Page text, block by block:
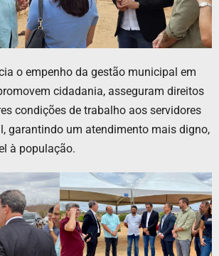
o empenho da gestão municipal em
cidadania, asseguram direitos
condições de trabalho aos servidores
garantindo um atendimento mais digno,
à população.